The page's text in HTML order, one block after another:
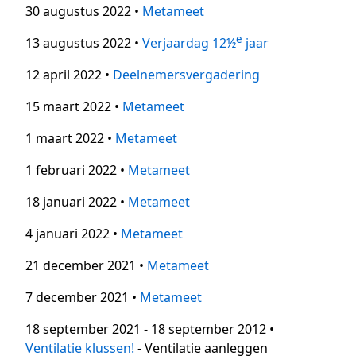
30 augustus 2022 • Metameet
13 augustus 2022 • Verjaardag 12½e jaar
12 april 2022 • Deelnemersvergadering
15 maart 2022 • Metameet
1 maart 2022 • Metameet
1 februari 2022 • Metameet
18 januari 2022 • Metameet
4 januari 2022 • Metameet
21 december 2021 • Metameet
7 december 2021 • Metameet
18 september 2021 - 18 september 2012 •
Ventilatie klussen! - Ventilatie aanleggen